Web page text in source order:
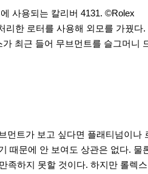
사용되는 칼리버 4131. ©Rolex
한 로터를 사용해 외모를 가꿨
최근 들어 무브먼트를 슬그머니
트가 보고 싶다면 플래티넘이
문에 안 보여도 상관은 없다.
하지 못할 것이다. 하지만 롤렉